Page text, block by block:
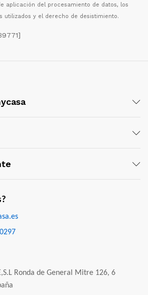
aplicación del procesamiento de datos, los
utilizados y el derecho de desistimiento.
Ronda de General Mitre 126, 6